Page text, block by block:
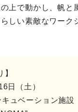
上で動かし、帆と
しい素敵なワーク
】
日（土）
ュベーション施設